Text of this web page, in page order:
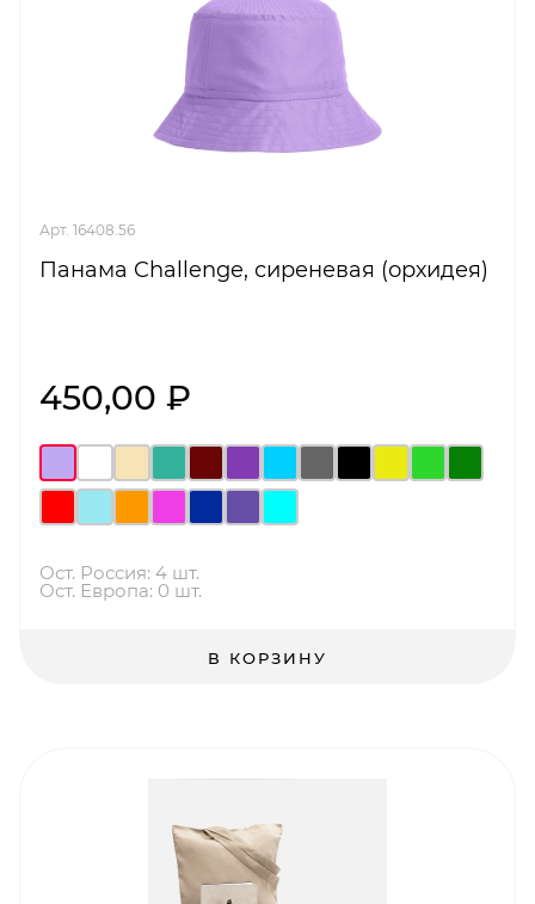
Арт. 16408.56
Панама Challenge, сиреневая (орхидея)
450,00 ₽
Ост. Россия: 4 шт.
Ост. Европа: 0 шт.
В КОРЗИНУ